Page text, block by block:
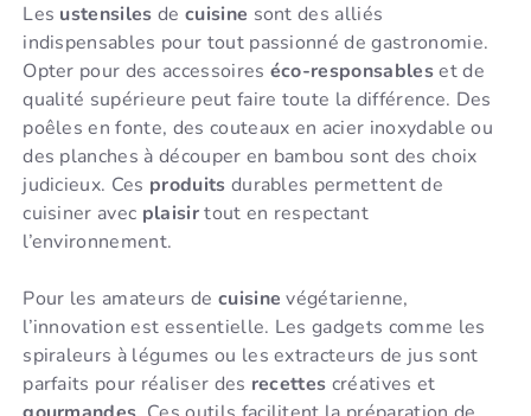
Les ustensiles de cuisine sont des alliés
indispensables pour tout passionné de gastronomie.
Opter pour des accessoires éco-responsableset de
qualité supérieure peut faire toute la différence. Des
poêles en fonte, des couteaux en acier inoxydable ou
des planches à découper en bambou sont des choix
judicieux. Ces produits durables permettent de
cuisiner avec plaisirtout en respectant
l’environnement.
Pour les amateurs de cuisine végétarienne,
l’innovation est essentielle. Les gadgets comme les
spiraleurs à légumes ou les extracteurs de jus sont
parfaits pour réaliser des recettes créatives et